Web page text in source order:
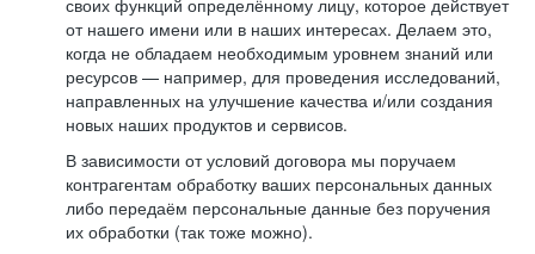
своих функций определённому лицу, которое действует
от нашего имени или в наших интересах. Делаем это,
когда не обладаем необходимым уровнем знаний или
ресурсов — например, для проведения исследований,
направленных на улучшение качества и/или создания
новых наших продуктов и сервисов.
В зависимости от условий договора мы поручаем
контрагентам обработку ваших персональных данных
либо передаём персональные данные без поручения
их обработки (так тоже можно).